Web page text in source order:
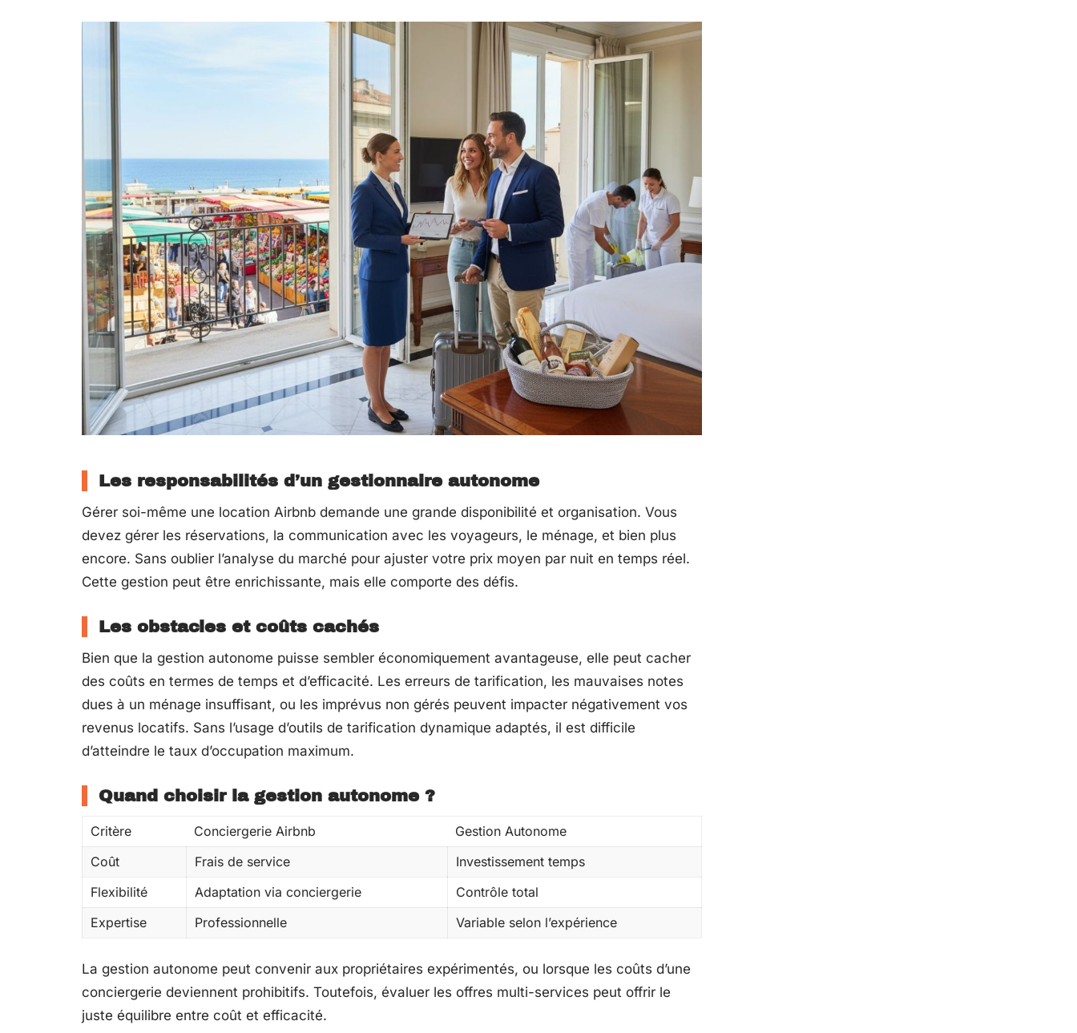
Les responsabilités d’un gestionnaire autonome
Gérer soi-même une location Airbnb demande une grande disponibilité et organisation. Vous
devez gérer les réservations, la communication avec les voyageurs, le ménage, et bien plus
encore. Sans oublier l’analyse du marché pour ajuster votre prix moyen par nuit en temps réel.
Cette gestion peut être enrichissante, mais elle comporte des défis.
Les obstacles et coûts cachés
Bien que la gestion autonome puisse sembler économiquement avantageuse, elle peut cacher
des coûts en termes de temps et d’efficacité. Les erreurs de tarification, les mauvaises notes
dues à un ménage insuffisant, ou les imprévus non gérés peuvent impacter négativement vos
revenus locatifs. Sans l’usage d’outils de tarification dynamique adaptés, il est difficile
d’atteindre le taux d’occupation maximum.
Quand choisir la gestion autonome ?
Critère Conciergerie Airbnb
Gestion Autonome
Coût
Frais de service
Investissement temps
Flexibilité
Adaptation via conciergerie
Contrôle total
Expertise
Professionnelle Variable selon l’expérience
La gestion autonome peut convenir aux propriétaires expérimentés, ou lorsque les coûts d’une
conciergerie deviennent prohibitifs. Toutefois, évaluer les offres multi-services peut offrir le
juste équilibre entre coût et efficacité.